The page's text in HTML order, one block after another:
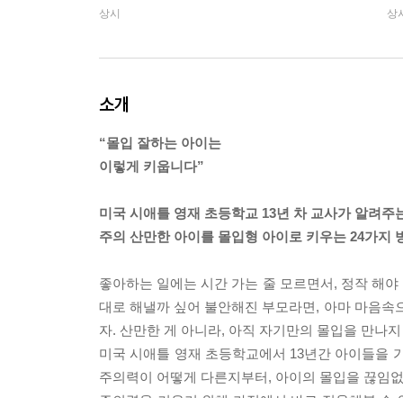
상시 상
소개
“몰입 잘하는 아이는
이렇게 키웁니다”
미국 시애틀 영재 초등학교 13년 차 교사가 알려주
주의 산만한 아이를 몰입형 아이로 키우는 24가지
좋아하는 일에는 시간 가는 줄 모르면서, 정작 해
대로 해낼까 싶어 불안해진 부모라면, 아마 마음속
자. 산만한 게 아니라, 아직 자기만의 몰입을 만나
미국 시애틀 영재 초등학교에서 13년간 아이들을
주의력이 어떻게 다른지부터, 아이의 몰입을 끊임